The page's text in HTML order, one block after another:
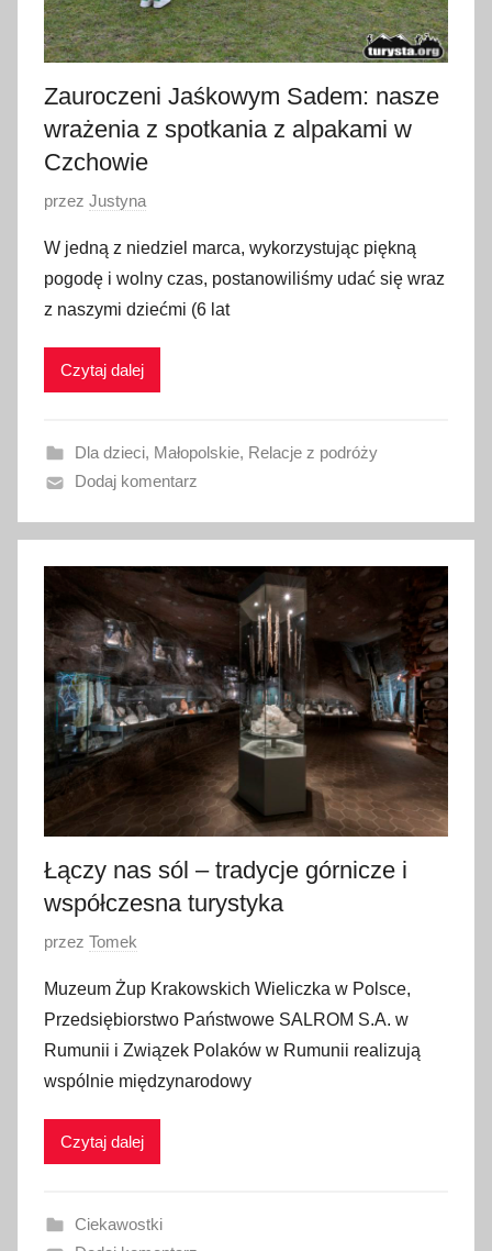
2
4
Zauroczeni Jaśkowym Sadem: nasze
wrażenia z spotkania z alpakami w
Czchowie
O
u
b
l
i
a
n
1
3
a
c
a
2
4
przez Justyna
W jedną z niedziel marca, wykorzystując piękną
pogodę i wolny czas, postanowiliśmy udać się wraz
z naszymi dziećmi (6 lat
Czytaj dalej
Dla dzieci, Małopolskie, Relacje z podróży
Dodaj komentarz
Łączy nas sól – tradycje górnicze i
współczesna turystyka
O
u
b
l
i
w
n
przez Tomek
Muzeum Żup Krakowskich Wieliczka w Polsce,
Przedsiębiorstwo Państwowe SALROM S.A. w
Rumunii i Związek Polaków w Rumunii realizują
wspólnie międzynarodowy
Czytaj dalej
Ciekawostki